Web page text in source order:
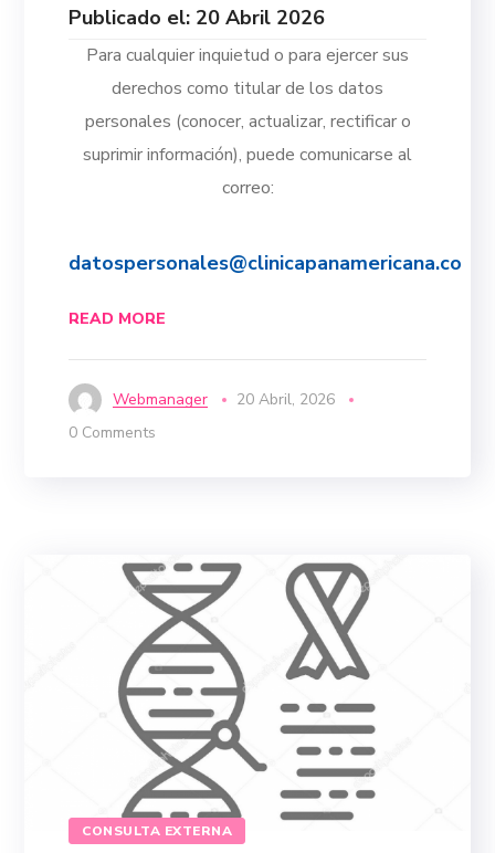
Publicado el: 20 Abril 2026
Para cualquier inquietud o para ejercer sus
derechos como titular de los datos
personales (conocer, actualizar, rectificar o
suprimir información), puede comunicarse al
correo:
datospersonales@clinicapanamericana.co
READ MORE
Webmanager
20 Abril, 2026
0 Comments
CONSULTA EXTERNA